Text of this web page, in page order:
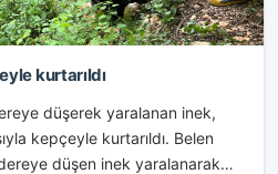
kurtarıldı
düşerek yaralanan inek,
kepçeyle kurtarıldı. Belen
düşen inek yaralanarak